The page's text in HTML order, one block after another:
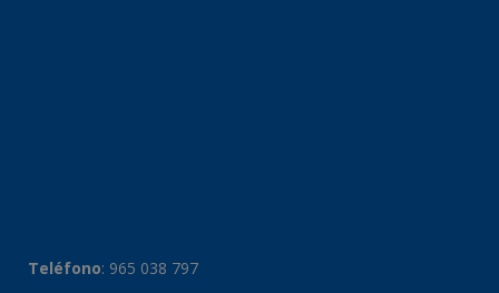
Teléfono: 965 038 797